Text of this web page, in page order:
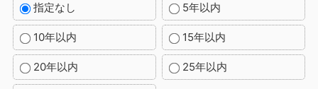
指定なし 5年以内
10年以内 15年以内
20年以内 25年以内